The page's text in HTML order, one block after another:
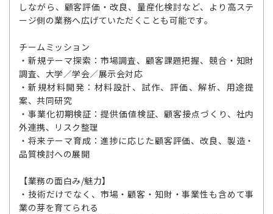
しながら、顧客評価・改良、量産化検討など、より高ステ
ージ側の業務へ広げていただくことも可能です。
チームミッション
・新規テーマ探索：市場調査、顧客課題把握、競合・知財
調査、大学／学会／展示会対応
・新規材料開発：材料設計、試作、評価、解析、用途提
案、共同研究
・事業化初期検証：提供価値検証、顧客接点づくり、社内
外連携、リスク整理
・将来テーマ育成：進捗に応じた顧客評価、改良、製造・
品質検討への展開
【業務の面白み/魅力】
・技術だけでなく、市場・顧客・知財・事業性も含めて事
業の芽を育てられる